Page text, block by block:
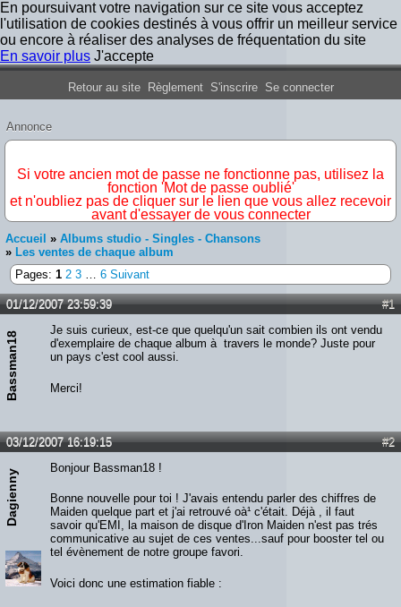
En poursuivant votre navigation sur ce site vous acceptez
l'utilisation de cookies destinés à vous offrir un meilleur service
ou encore à réaliser des analyses de fréquentation du site
En savoir plus J'accepte
Forum Iron Maiden France
Retour au site Règlement S'inscrire Se connecter
Annonce
Si votre ancien mot de passe ne fonctionne pas, utilisez la
fonction 'Mot de passe oublié'
et n'oubliez pas de cliquer sur le lien que vous allez recevoir
avant d'essayer de vous connecter
Accueil » Albums studio - Singles - Chansons
» Les ventes de chaque album
Pages: 1 2 3 … 6 Suivant
#1
01/12/2007 23:59:39
Bassman18
Je suis curieux, est-ce que quelqu'un sait combien ils ont vendu
d'exemplaire de chaque album à travers le monde? Juste pour
un pays c'est cool aussi.
Merci!
#2
03/12/2007 16:19:15
Dagienny
Bonjour Bassman18 !
Bonne nouvelle pour toi ! J'avais entendu parler des chiffres de
Maiden quelque part et j'ai retrouvé oà¹ c'était. Déjà , il faut
savoir qu'EMI, la maison de disque d'Iron Maiden n'est pas trés
communicative au sujet de ces ventes...sauf pour booster tel ou
tel évènement de notre groupe favori.
Voici donc une estimation fiable :